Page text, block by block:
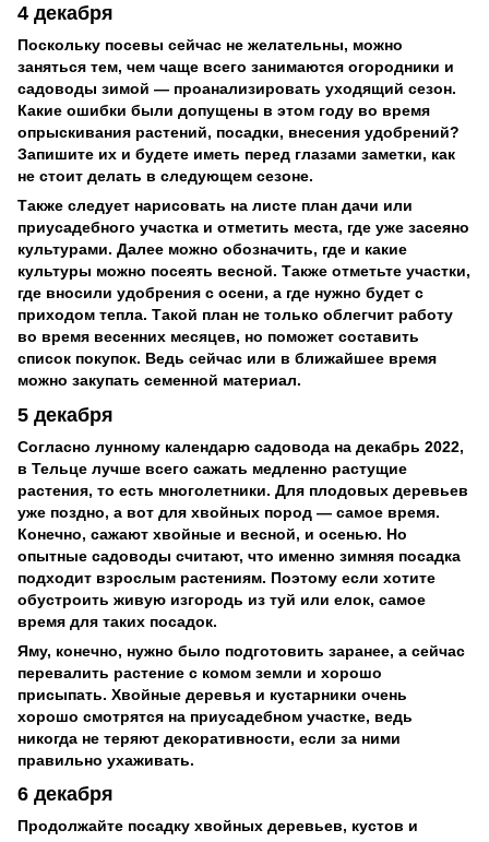
4 декабря
Поскольку посевы сейчас не желательны, можно
заняться тем, чем чаще всего занимаются огородники и
садоводы зимой — проанализировать уходящий сезон.
Какие ошибки были допущены в этом году во время
опрыскивания растений, посадки, внесения удобрений?
Запишите их и будете иметь перед глазами заметки, как
не стоит делать в следующем сезоне.
Также следует нарисовать на листе план дачи или
приусадебного участка и отметить места, где уже засеяно
культурами. Далее можно обозначить, где и какие
культуры можно посеять весной. Также отметьте участки,
где вносили удобрения с осени, а где нужно будет с
приходом тепла. Такой план не только облегчит работу
во время весенних месяцев, но поможет составить
список покупок. Ведь сейчас или в ближайшее время
можно закупать семенной материал.
5 декабря
Согласно лунному календарю садовода на декабрь 2022,
в Тельце лучше всего сажать медленно растущие
растения, то есть многолетники. Для плодовых деревьев
уже поздно, а вот для хвойных пород — самое время.
Конечно, сажают хвойные и весной, и осенью. Но
опытные садоводы считают, что именно зимняя посадка
подходит взрослым растениям. Поэтому если хотите
обустроить живую изгородь из туй или елок, самое
время для таких посадок.
Яму, конечно, нужно было подготовить заранее, а сейчас
перевалить растение с комом земли и хорошо
присыпать. Хвойные деревья и кустарники очень
хорошо смотрятся на приусадебном участке, ведь
никогда не теряют декоративности, если за ними
правильно ухаживать.
6 декабря
Продолжайте посадку хвойных деревьев, кустов и